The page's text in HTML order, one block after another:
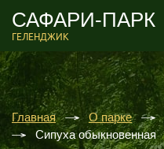
САФАРИ-ПАРК
ГЕЛЕНДЖИК
Главная О парке
Сипуха обыкновенная